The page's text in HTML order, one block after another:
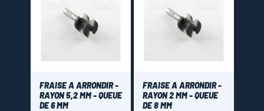
FRAISE A ARRONDIR -
RAYON 5,2 MM - QUEUE
DE 6 MM
FRAISE A ARRONDIR -
RAYON 2 MM - QUEUE
DE 8 MM